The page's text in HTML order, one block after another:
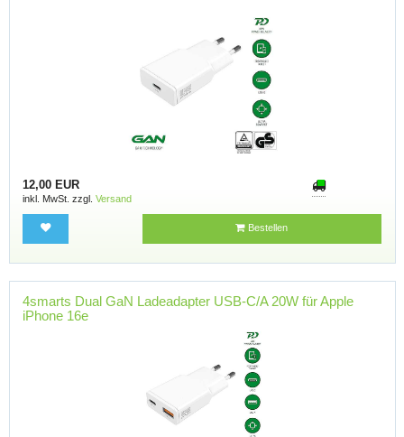
12,00 EUR
inkl. MwSt. zzgl. Versand
Bestellen
4smarts Dual GaN Ladeadapter USB-C/A 20W für Apple
iPhone 16e